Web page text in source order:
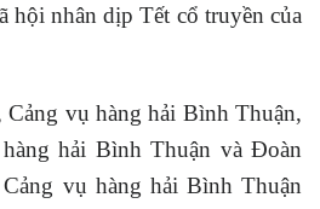
hội nhân dịp Tết cổ truyền của
vụ hàng hải Bình Thuận,
hải Bình Thuận và Đoàn
vụ hàng hải Bình Thuận